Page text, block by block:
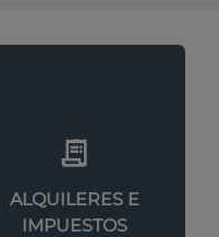
ALQUILERES E
IMPUESTOS